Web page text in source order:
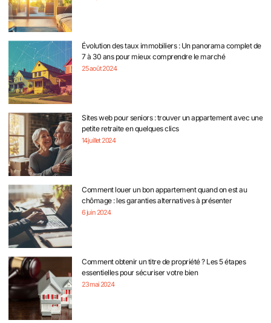
Évolution des taux immobiliers : Un panorama complet de
7 à 30 ans pour mieux comprendre le marché
25 août 2024
Sites web pour seniors : trouver un appartement avec une
petite retraite en quelques clics
14 juillet 2024
Comment louer un bon appartement quand on est au
chômage : les garanties alternatives à présenter
6 juin 2024
Comment obtenir un titre de propriété ? Les 5 étapes
essentielles pour sécuriser votre bien
23 mai 2024